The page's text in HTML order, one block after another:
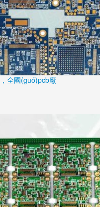
，全國(guó)pcb廠